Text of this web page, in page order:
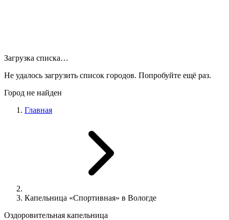
Загрузка списка…
Не удалось загрузить список городов. Попробуйте ещё раз.
Город не найден
Главная
Капельница «Спортивная» в Вологде
Оздоровительная капельница